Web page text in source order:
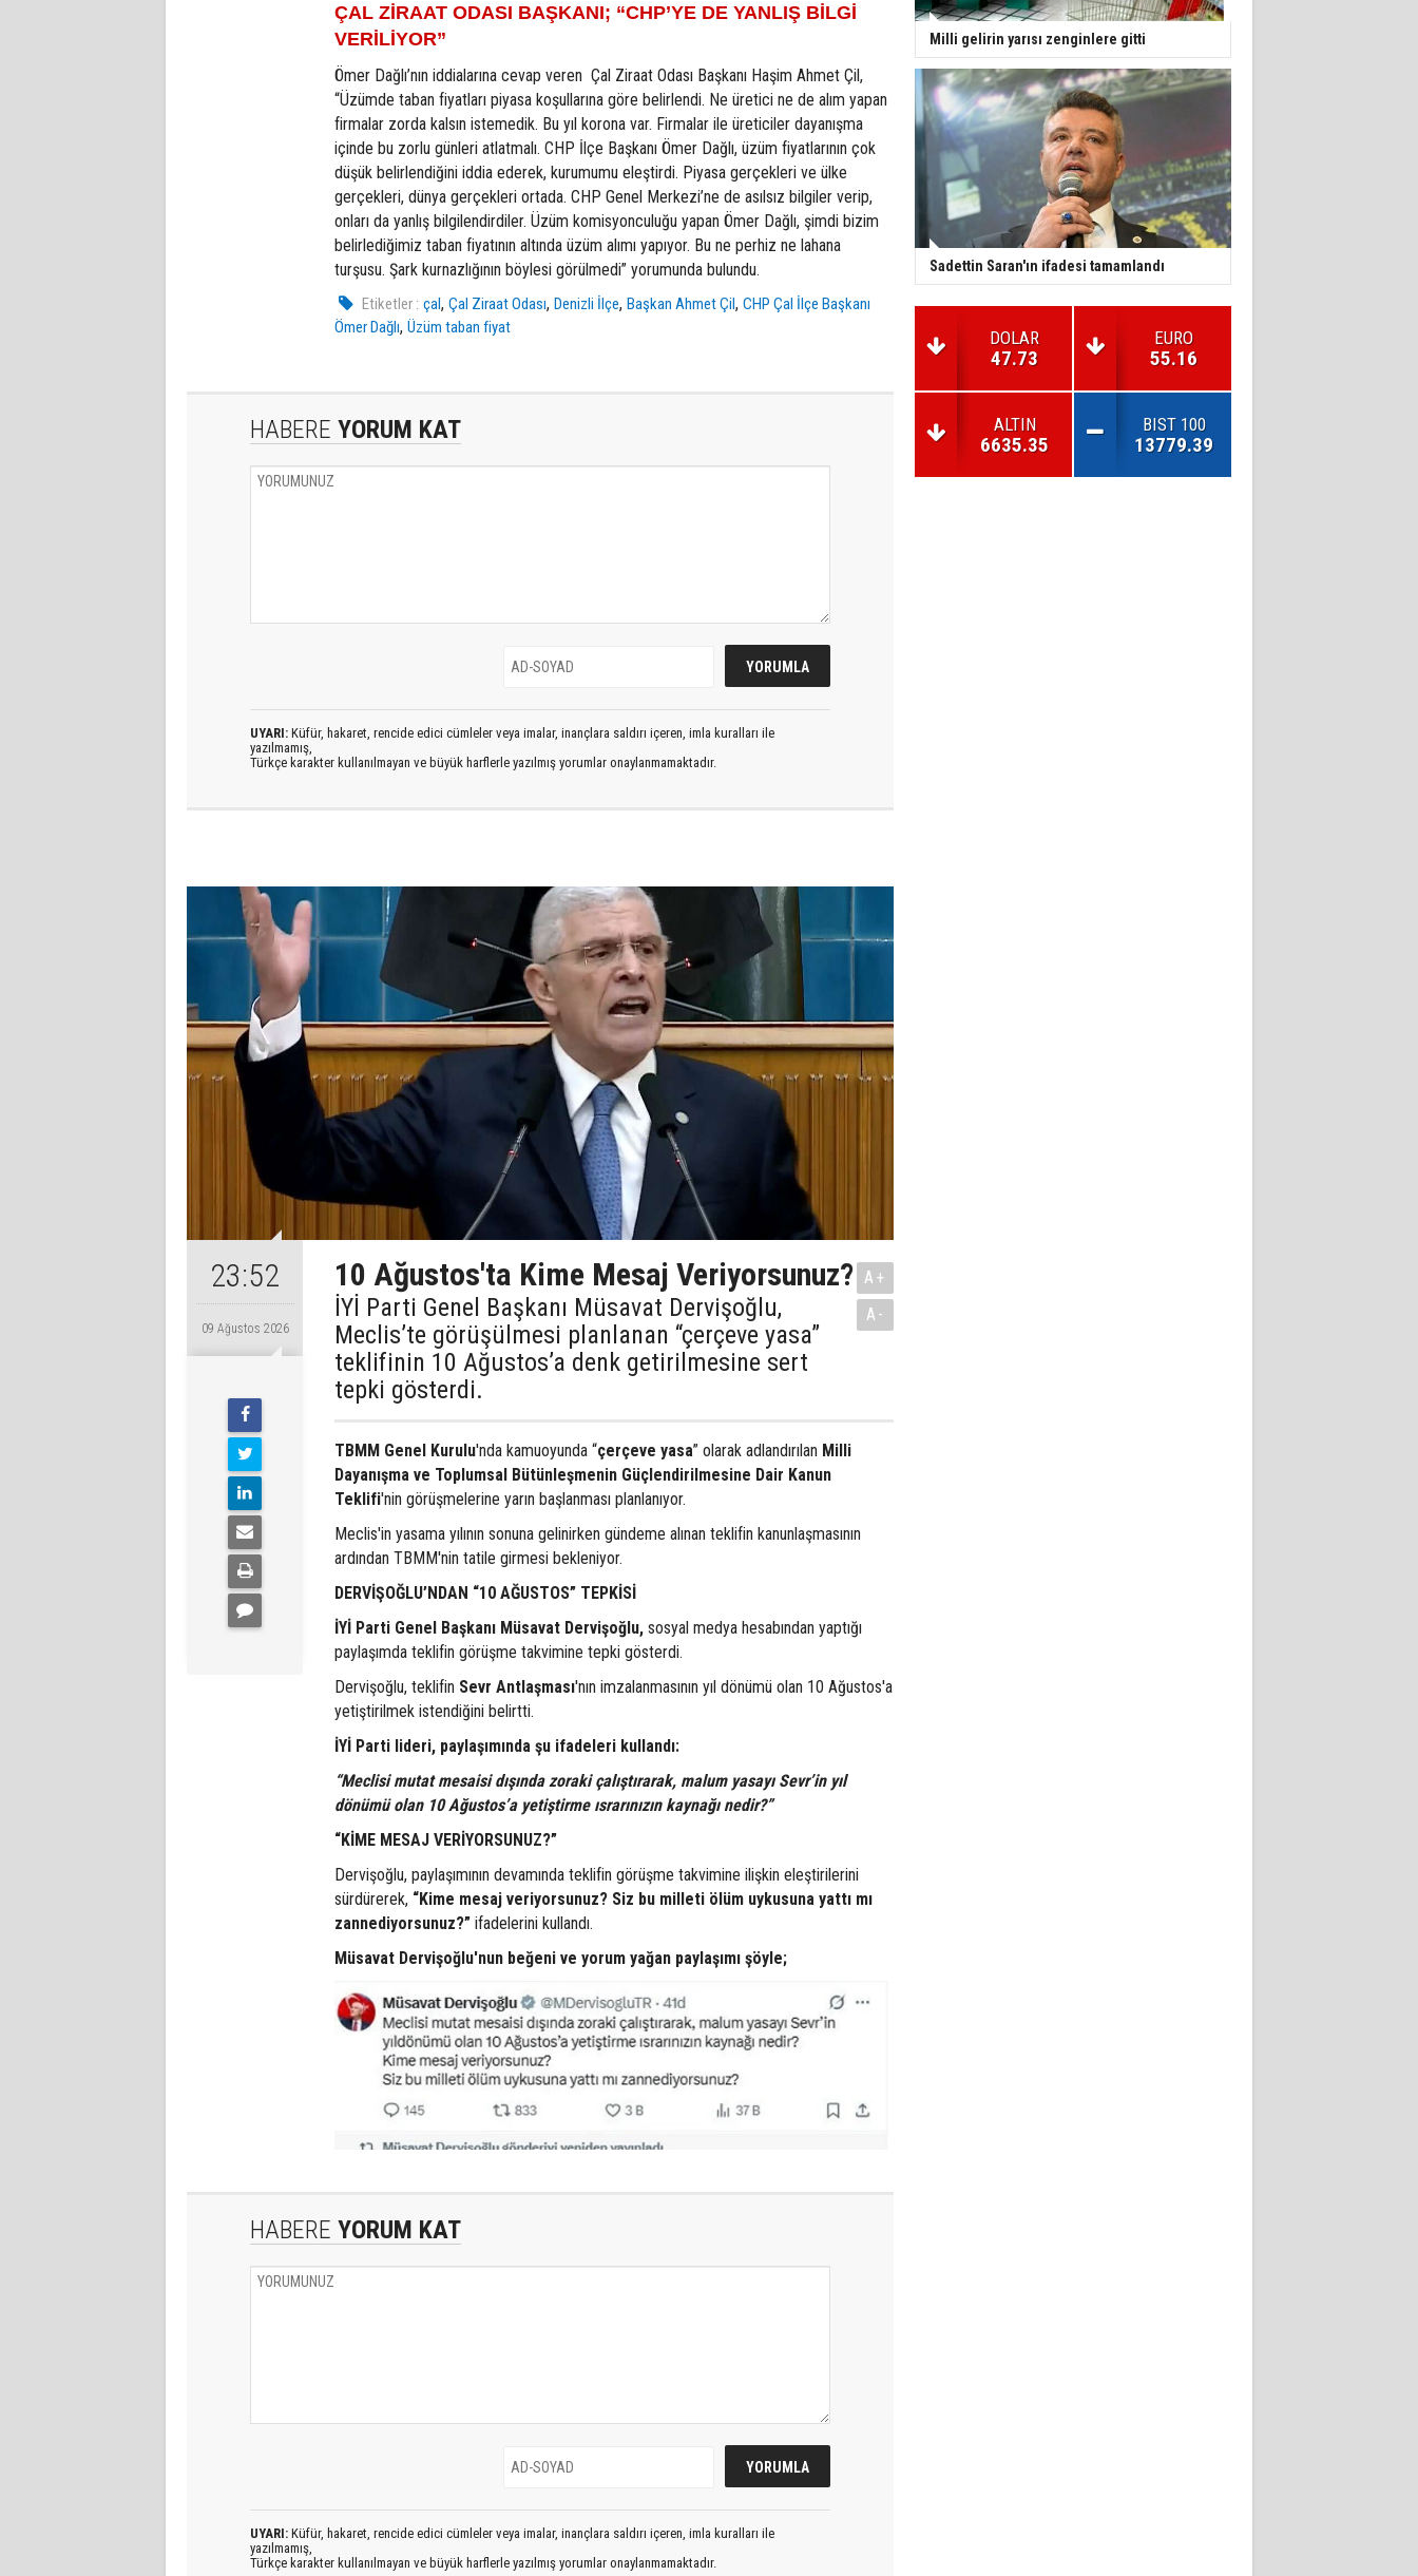
ÇAL ZİRAAT ODASI BAŞKANI; “CHP’YE DE YANLIŞ BİLGİ
VERİLİYOR”
Ömer Dağlı’nın iddialarına cevap veren Çal Ziraat Odası Başkanı Haşim Ahmet Çil,
“Üzümde taban fiyatları piyasa koşullarına göre belirlendi. Ne üretici ne de alım yapan
firmalar zorda kalsın istemedik. Bu yıl korona var. Firmalar ile üreticiler dayanışma
içinde bu zorlu günleri atlatmalı. CHP İlçe Başkanı Ömer Dağlı, üzüm fiyatlarının çok
düşük belirlendiğini iddia ederek, kurumumu eleştirdi. Piyasa gerçekleri ve ülke
gerçekleri, dünya gerçekleri ortada. CHP Genel Merkezi’ne de asılsız bilgiler verip,
onları da yanlış bilgilendirdiler. Üzüm komisyonculuğu yapan Ömer Dağlı, şimdi bizim
belirlediğimiz taban fiyatının altında üzüm alımı yapıyor. Bu ne perhiz ne lahana
turşusu. Şark kurnazlığının böylesi görülmedi” yorumunda bulundu.
Etiketler : çal,Çal Ziraat Odası,Denizli İlçe,Başkan Ahmet Çil,CHP Çal İlçe Başkanı
Ömer Dağlı, Üzüm taban fiyat
HABERE YORUM KAT
UYARI: Küfür, hakaret, rencide edici cümleler veya imalar, inançlara saldırı içeren, imla kuralları ile
yazılmamış,
Türkçe karakter kullanılmayan ve büyük harflerle yazılmış yorumlar onaylanmamaktadır.
23:52
09 Ağustos 2026
10 Ağustos'ta Kime Mesaj Veriyorsunuz?
İYİ Parti Genel Başkanı Müsavat Dervişoğlu,
Meclis’te görüşülmesi planlanan “çerçeve yasa”
teklifinin 10 Ağustos’a denk getirilmesine sert
tepki gösterdi.
A+
A-
TBMM Genel Kurulu'nda kamuoyunda “çerçeve yasa” olarak adlandırılan Milli
Dayanışma ve Toplumsal Bütünleşmenin Güçlendirilmesine Dair Kanun
Teklifi'nin görüşmelerine yarın başlanması planlanıyor.
Meclis'in yasama yılının sonuna gelinirken gündeme alınan teklifin kanunlaşmasının
ardından TBMM'nin tatile girmesi bekleniyor.
DERVİŞOĞLU’NDAN “10 AĞUSTOS” TEPKİSİ
İYİ Parti Genel Başkanı Müsavat Dervişoğlu, sosyal medya hesabından yaptığı
paylaşımda teklifin görüşme takvimine tepki gösterdi.
Dervişoğlu, teklifin Sevr Antlaşması'nın imzalanmasının yıl dönümü olan 10 Ağustos'a
yetiştirilmek istendiğini belirtti.
İYİ Parti lideri, paylaşımında şu ifadeleri kullandı:
“Meclisi mutat mesaisi dışında zoraki çalıştırarak, malum yasayı Sevr’in yıl
dönümü olan 10 Ağustos’a yetiştirme ısrarınızın kaynağı nedir?”
“KİME MESAJ VERİYORSUNUZ?”
Dervişoğlu, paylaşımının devamında teklifin görüşme takvimine ilişkin eleştirilerini
sürdürerek, “Kime mesaj veriyorsunuz? Siz bu milleti ölüm uykusuna yattı mı
zannediyorsunuz?” ifadelerini kullandı.
Müsavat Dervişoğlu'nun beğeni ve yorum yağan paylaşımı şöyle;
HABERE YORUM KAT
UYARI: Küfür, hakaret, rencide edici cümleler veya imalar, inançlara saldırı içeren, imla kuralları ile
yazılmamış,
Türkçe karakter kullanılmayan ve büyük harflerle yazılmış yorumlar onaylanmamaktadır.
Milli gelirin yarısı zenginlere gitti
Sadettin Saran'ın ifadesi tamamlandı
DOLAR
47.73
EURO
55.16
ALTIN
6635.35
BIST 100
13779.39